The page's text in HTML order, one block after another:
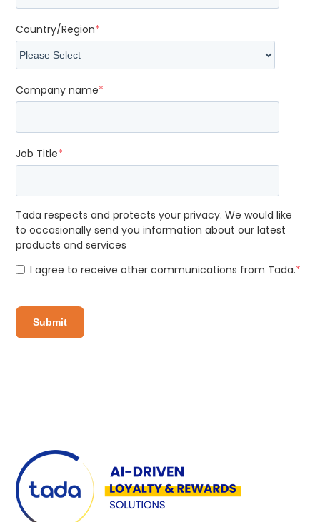
Country/Region*
Company name*
Job Title*
Tada respects and protects your privacy. We would like
to occasionally send you information about our latest
products and services
I agree to receive other communications from Tada.*